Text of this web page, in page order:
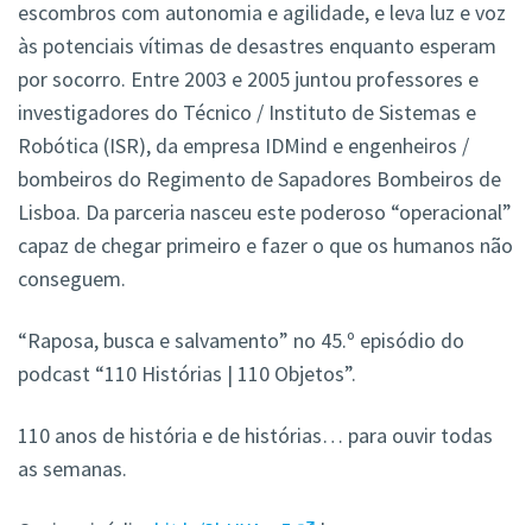
escombros com autonomia e agilidade, e leva luz e voz
às potenciais vítimas de desastres enquanto esperam
por socorro. Entre 2003 e 2005 juntou professores e
investigadores do Técnico / Instituto de Sistemas e
Robótica (ISR), da empresa IDMind e engenheiros /
bombeiros do Regimento de Sapadores Bombeiros de
Lisboa. Da parceria nasceu este poderoso “operacional”
capaz de chegar primeiro e fazer o que os humanos não
conseguem.
“Raposa, busca e salvamento” no 45.º episódio do
podcast “110 Histórias | 110 Objetos”.
110 anos de história e de histórias… para ouvir todas
as semanas.